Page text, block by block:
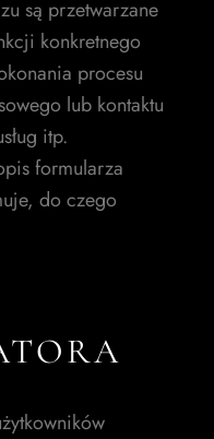
są przetwarzane
konkretnego
procesu
lub kontaktu
itp.
formularza
do czego